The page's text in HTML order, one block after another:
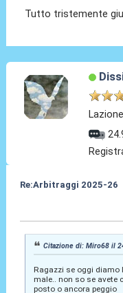
Tutto tristemente
Re:Arbitraggi 2025-26
Citazione di: Miro68 il
Ragazzi se oggi diamo
male.. non so se avete
posto o ancora peggio